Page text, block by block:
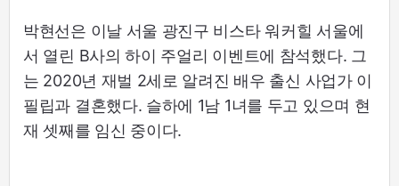
박현선은 이날 서울 광진구 비스타 워커힐 서울에
서 열린 B사의 하이 주얼리 이벤트에 참석했다. 그
는 2020년 재벌 2세로 알려진 배우 출신 사업가 이
필립과 결혼했다. 슬하에 1남 1녀를 두고 있으며 현
재 셋째를 임신 중이다.